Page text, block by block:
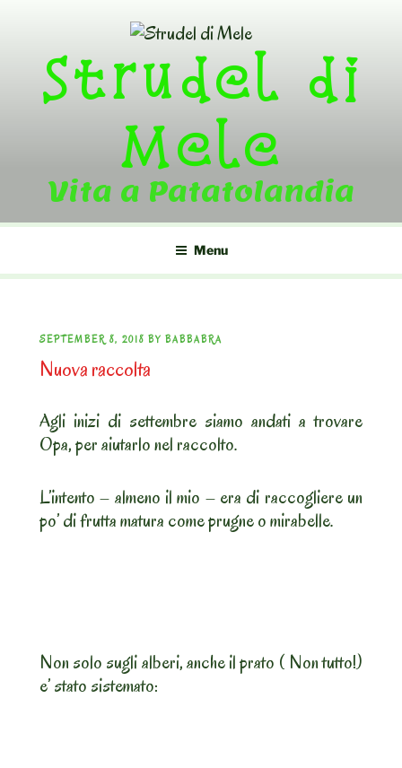
contentStrudel di
Mele
Vita a Patatolandia
Menu
POSTED
ON
SEPTEMBER 8, 2018 BY BABBABRA
Nuova raccolta
Agli inizi di settembre siamo andati a trovare
Opa, per aiutarlo nel raccolto.
L’intento – almeno il mio – era di raccogliere un
po’ di frutta matura come prugne o mirabelle.
Non solo sugli alberi, anche il prato ( Non tutto!)
e’ stato sistemato: